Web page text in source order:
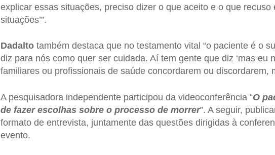
explicar essas situações, preciso dizer o que aceito e o que recuso
situações’”.
Dadaltotambém destaca que no testamento vital “o paciente é o
diz para nós como quer ser cuidada. Aí tem gente que diz ‘mas eu
familiares ou profissionais de saúde concordarem ou discordarem,
A pesquisadora independente participou da videoconferência “O
de fazer escolhas sobre o processo de morrer”. A seguir,
formato de entrevista, juntamente das questões dirigidas à
evento.